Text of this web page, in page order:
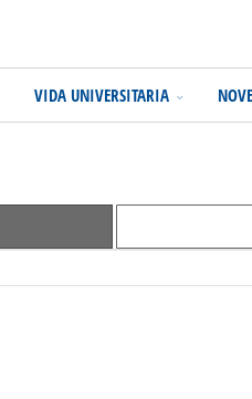
VIDA UNIVERSITARIA